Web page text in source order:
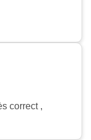
correct ,